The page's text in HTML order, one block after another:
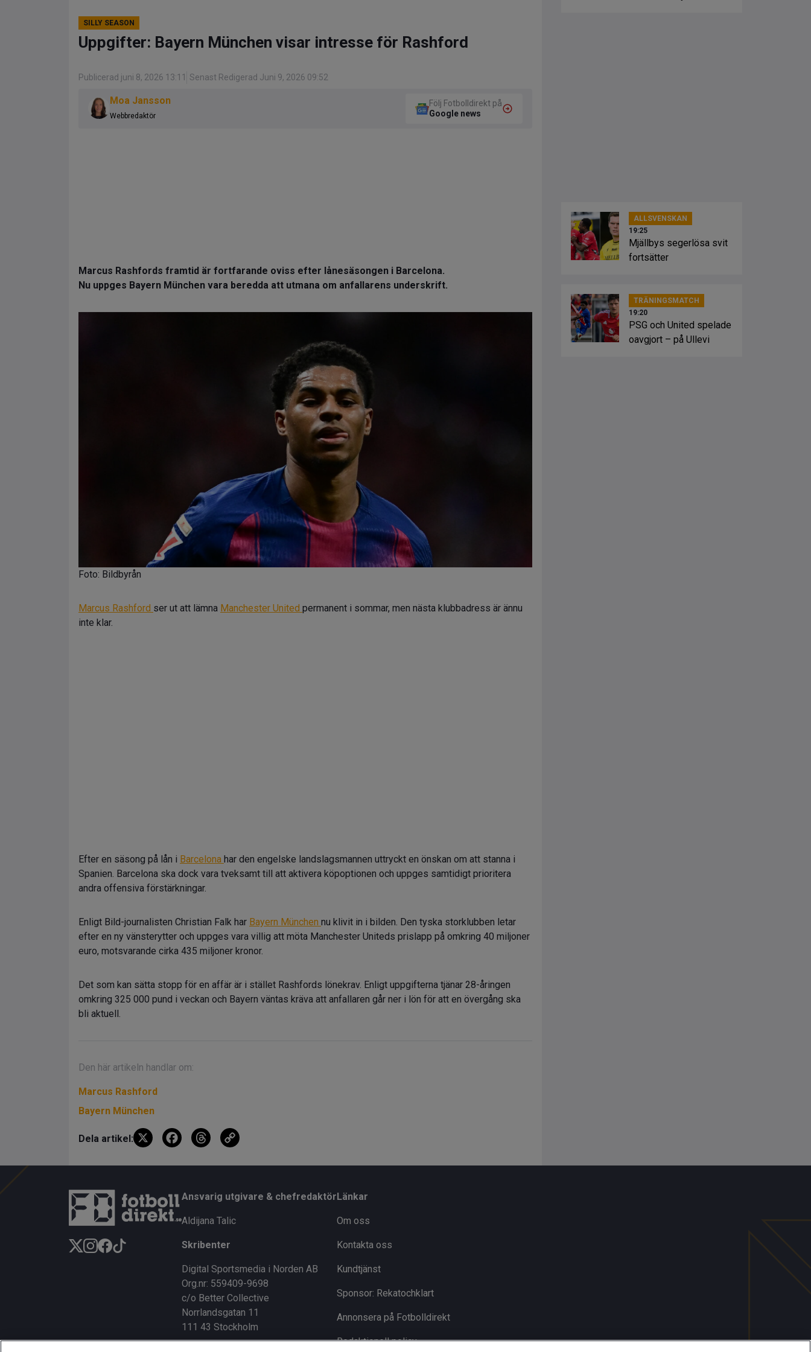
SILLY SEASON
Uppgifter: Bayern München visar intresse för Rashford
Publicerad juni 8, 2026 13:11 Senast Redigerad Juni 9, 2026 09:52
Moa Jansson
Webbredaktör
Följ Fotbolldirekt på
Google news
Marcus Rashfords framtid är fortfarande oviss efter lånesäsongen i Barcelona.
Nu uppges Bayern München vara beredda att utmana om anfallarens underskrift.
Foto: Bildbyrån
Marcus Rashford ser ut att lämna Manchester United permanent i sommar, men nästa klubbadress är ännu
inte klar.
Efter en säsong på lån i Barcelona har den engelske landslagsmannen uttryckt en önskan om att stanna i
Spanien. Barcelona ska dock vara tveksamt till att aktivera köpoptionen och uppges samtidigt prioritera
andra offensiva förstärkningar.
Enligt Bild-journalisten Christian Falk har Bayern München nu klivit in i bilden. Den tyska storklubben letar
efter en ny vänsterytter och uppges vara villig att möta Manchester Uniteds prislapp på omkring 40 miljoner
euro, motsvarande cirka 435 miljoner kronor.
Det som kan sätta stopp för en affär är i stället Rashfords lönekrav. Enligt uppgifterna tjänar 28-åringen
omkring 325 000 pund i veckan och Bayern väntas kräva att anfallaren går ner i lön för att en övergång ska
bli aktuell.
Den här artikeln handlar om:
Marcus Rashford
Bayern München
Dela artikel: X
F
b
o
k
T
a
d
Li
ALLSVENSKAN
19:25
Mjällbys segerlösa svit
fortsätter
TRÄNINGSMATCH
19:20
PSG och United spelade
oavgjort – på Ullevi
Ansvarig utgivare & chefredaktör
Aldijana Talic
Skribenter
Digital Sportsmedia i Norden AB
Org.nr: 559409-9698
c/o Better Collective
Norrlandsgatan 11
111 43 Stockholm
Länkar
Om oss
Kontakta oss
Kundtjänst
Sponsor: Rekatochklart
Annonsera på Fotbolldirekt
Redaktionell policy